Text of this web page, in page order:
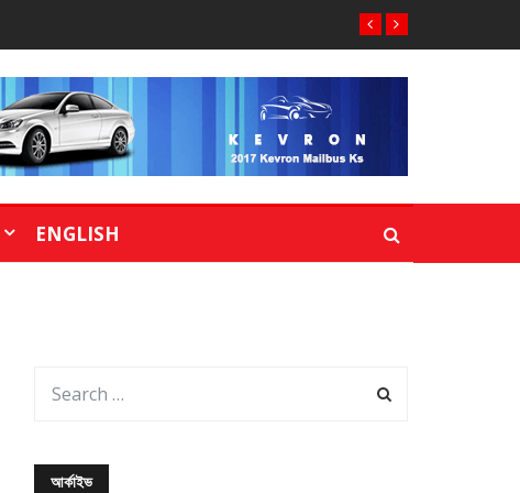
ENGLISH
আর্কাইভ